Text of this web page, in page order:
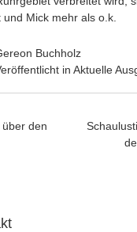
und Mick mehr als o.k.
Buchholz
inAktuelle
Navigation
über den